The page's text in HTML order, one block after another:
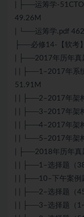
| ├──运筹学-
49.26M
| └──运筹学.pdf
├──必修14-【软考
| ├──2017年历年真
| | ├──1–2017年系
51.91M
| | ├──2–2017年架
| | ├──3–2017年架
| | ├──4–2017年架
| | └──5–2017年架
| ├──2018年历年真
| | ├──1–选择题（
| | ├──10–下午案例
| | ├──2–选择题（
| | ├──3–选择题（